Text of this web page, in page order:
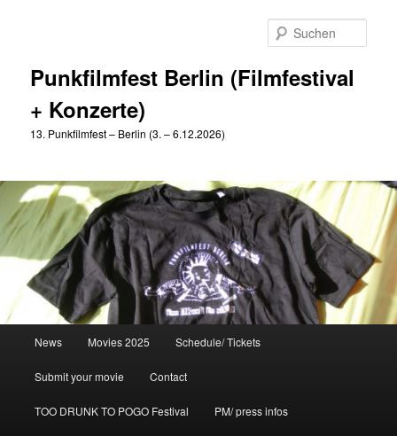
Punkfilmfest Berlin (Filmfestival
+ Konzerte)
13. Punkfilmfest – Berlin (3. – 6.12.2026)
News Movies 2025 Schedule/ Tickets
Submit your movie Contact
TOO DRUNK TO POGO Festival PM/ press infos